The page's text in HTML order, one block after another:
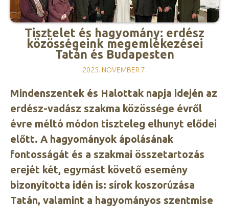
Tisztelet és hagyomány: erdész
közösségeink megemlékezései
Tatán és Budapesten
2025. NOVEMBER 7.
Mindenszentek és Halottak napja idején az
erdész-vadász szakma közössége évről
évre méltó módon tiszteleg elhunyt elődei
előtt. A hagyományok ápolásának
fontosságát és a szakmai összetartozás
erejét két, egymást követő esemény
bizonyította idén is: sírok koszorúzása
Tatán, valamint a hagyományos szentmise